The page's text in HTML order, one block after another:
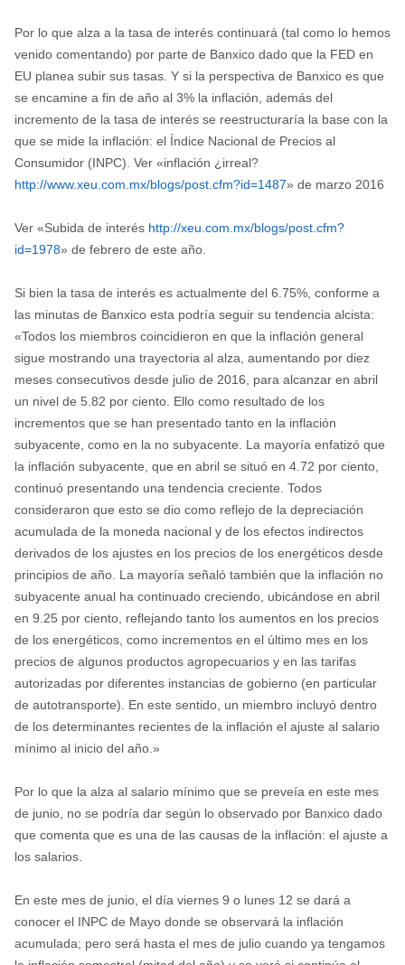
Por lo que alza a la tasa de interés continuará (tal como lo hemos
venido comentando) por parte de Banxico dado que la FED en
EU planea subir sus tasas. Y si la perspectiva de Banxico es que
se encamine a fin de año al 3% la inflación, además del
incremento de la tasa de interés se reestructuraría la base con la
que se mide la inflación: el Índice Nacional de Precios al
Consumidor (INPC). Ver «inflación ¿irreal?
http://www.xeu.com.mx/blogs/post.cfm?id=1487» de marzo 2016
Ver «Subida de interés http://xeu.com.mx/blogs/post. cfm?
id=1978» de febrero de este año.
Si bien la tasa de interés es actualmente del 6.75%, conforme a
las minutas de Banxico esta podría seguir su tendencia alcista:
«Todos los miembros coincidieron en que la inflación general
sigue mostrando una trayectoria al alza, aumentando por diez
meses consecutivos desde julio de 2016, para alcanzar en abril
un nivel de 5.82 por ciento. Ello como resultado de los
incrementos que se han presentado tanto en la inflación
subyacente, como en la no subyacente. La mayoría enfatizó que
la inflación subyacente, que en abril se situó en 4.72 por ciento,
continuó presentando una tendencia creciente. Todos
consideraron que esto se dio como reflejo de la depreciación
acumulada de la moneda nacional y de los efectos indirectos
derivados de los ajustes en los precios de los energéticos desde
principios de año. La mayoría señaló también que la inflación no
subyacente anual ha continuado creciendo, ubicándose en abril
en 9.25 por ciento, reflejando tanto los aumentos en los precios
de los energéticos, como incrementos en el último mes en los
precios de algunos productos agropecuarios y en las tarifas
autorizadas por diferentes instancias de gobierno (en particular
de autotransporte). En este sentido, un miembro incluyó dentro
de los determinantes recientes de la inflación el ajuste al salario
mínimo al inicio del año.»
Por lo que la alza al salario mínimo que se preveía en este mes
de junio, no se podría dar según lo observado por Banxico dado
que comenta que es una de las causas de la inflación: el ajuste a
los salarios.
En este mes de junio, el día viernes 9 o lunes 12 se dará a
conocer el INPC de Mayo donde se observará la inflación
acumulada; pero será hasta el mes de julio cuando ya tengamos